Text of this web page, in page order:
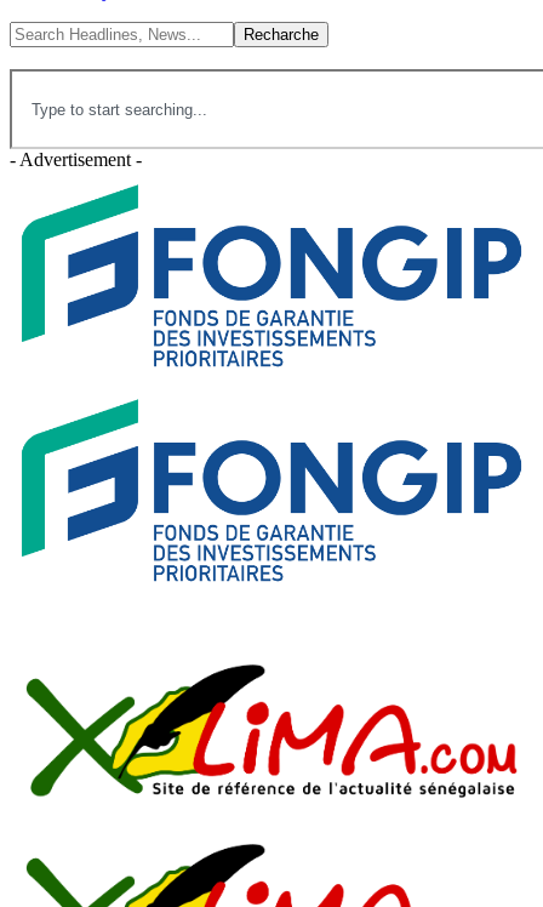
- Advertisement -